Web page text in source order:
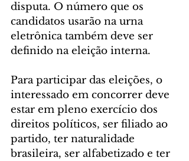
disputa. O número que os
candidatos usarão na urna
eletrônica também deve ser
definido na eleição interna.
Para participar das eleições, o
interessado em concorrer deve
estar em pleno exercício dos
direitos políticos, ser filiado ao
partido, ter naturalidade
brasileira, ser alfabetizado e ter